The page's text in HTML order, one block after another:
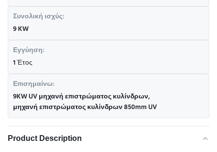
Συνολική ισχύς:
9 KW
Εγγύηση:
1 Έτος
Επισημαίνω:
9KW UV μηχανή επιστρώματος κυλίνδρων,
μηχανή επιστρώματος κυλίνδρων 850mm UV
Product Description